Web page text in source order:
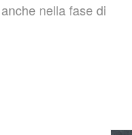
nella fase di